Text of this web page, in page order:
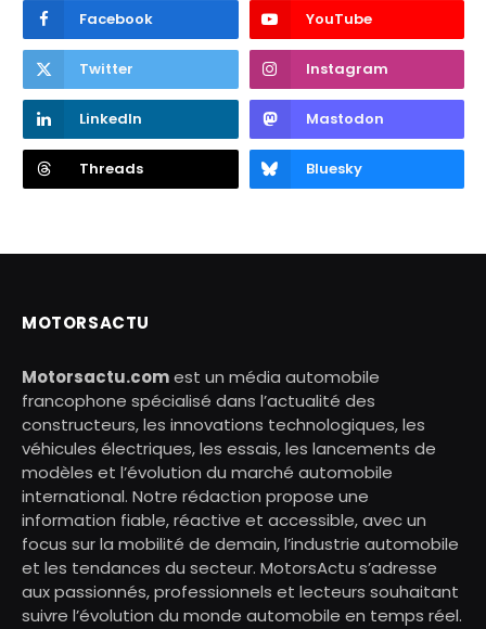
Facebook YouTube
Twitter Instagram
LinkedIn Mastodon
Threads Bluesky
MOTORSACTU
Motorsactu.comest un média automobile
francophone spécialisé dans l’actualité des
constructeurs, les innovations technologiques, les
véhicules électriques, les essais, les lancements de
modèles et l’évolution du marché automobile
international. Notre rédaction propose une
information fiable, réactive et accessible, avec un
focus sur la mobilité de demain, l’industrie automobile
et les tendances du secteur. MotorsActu s’adresse
aux passionnés, professionnels et lecteurs souhaitant
suivre l’évolution du monde automobile en temps réel.